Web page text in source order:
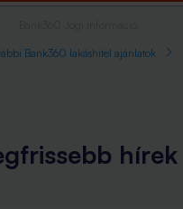
Bank360 lakáshitel ajánlatok
hírek